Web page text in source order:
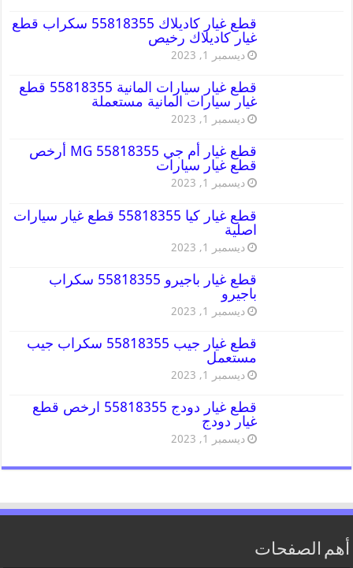
قطع غيار كاديلاك 55818355 سكراب قطع
غيار كاديلاك رخيص
ديسمبر 1, 2023
قطع غيار سيارات المانية 55818355 قطع
غيار سيارات المانية مستعملة
ديسمبر 1, 2023
قطع غيار أم جي MG 55818355 أرخص
قطع غيار سيارات
ديسمبر 1, 2023
قطع غيار كيا 55818355 قطع غيار سيارات
اصلية
ديسمبر 1, 2023
قطع غيار باجيرو 55818355 سكراب
باجيرو
ديسمبر 1, 2023
قطع غيار جيب 55818355 سكراب جيب
مستعمل
ديسمبر 1, 2023
قطع غيار دودج 55818355 ارخص قطع
غيار دودج
ديسمبر 1, 2023
أهم الصفحات